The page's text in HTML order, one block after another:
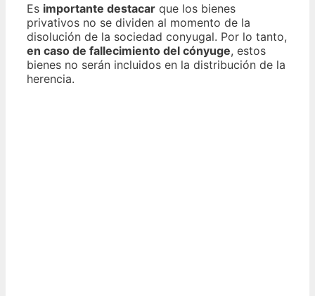
Es importante destacar que los bienes
privativos no se dividen al momento de la
disolución de la sociedad conyugal. Por lo tanto,
en caso de fallecimiento del cónyuge, estos
bienes no serán incluidos en la distribución de la
herencia.